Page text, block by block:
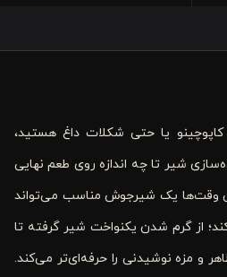
کاپوچینو یا حتی شکلات داغ هستید،
شیر تا چه اندازه روی طعم نهایی
وقت‌ها یک شیرجوش مناسب می‌تواند
از گرم شدن یکنواخت شیر گرفته تا
و مزه نوشیدنی را حرفه‌ای‌تر می‌کند.